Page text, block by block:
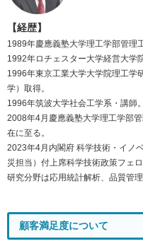
【経歴】
1989年慶應義塾大学理工学部管理
1992年ロチェスター大学経営大学
1996年東京工業大学大学院理工学
学）取得。
1996年筑波大学社会工学系・講師
2008年4月慶應義塾大学理工学部
在に至る。
2023年4月内閣府 科学技術・イノ
災担当）付上席科学技術政策フェロ
研究分野は応用統計解析、品質管理
顧客満足度について